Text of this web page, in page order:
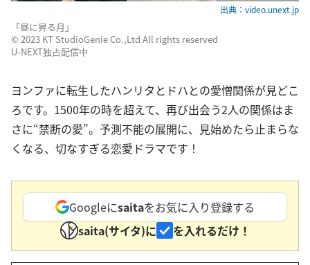
出典：video.unext.jp
「昼に昇る月」
©︎ 2023 KT StudioGenie Co.,Ltd All rights reserved
U-NEXT独占配信中
ヨンファに転生したハンリタとドハとの愛憎関係が見どこ
ろです。1500年の時を超えて、再び出会う2人の関係はま
さに“禁断の愛”。予測不能の展開に、見始めたら止まらな
くなる、切なすぎる恋愛ドラマです！
Googleにsaitaをお気に入り登録する
saita(サイタ)に
を入れるだけ！